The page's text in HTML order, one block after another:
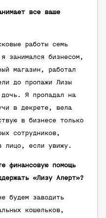
все ваше
работы семь
занимался бизнесом,
магазин, работал
до пропажи Лизы
Я пропадал на
в декрете, вела
в бизнесе только
сотрудников,
лицо, если увижу.
финансовую помощь
«Лизу Алерт»?
будем заводить
кошельков,